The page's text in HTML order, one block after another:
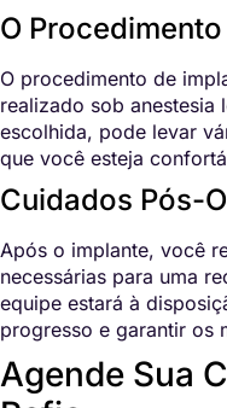
O Procedimento
O procedimento de
realizado sob anestesia
escolhida, pode levar
que você esteja
Cuidados Pós-
Após o implante, você
necessárias para uma
equipe estará à
progresso e garantir os
Agende Sua